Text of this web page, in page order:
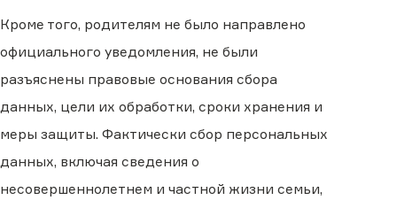
Кроме того, родителям не было направлено
официального уведомления, не были
разъяснены правовые основания сбора
данных, цели их обработки, сроки хранения и
меры защиты. Фактически сбор персональных
данных, включая сведения о
несовершеннолетнем и частной жизни семьи,